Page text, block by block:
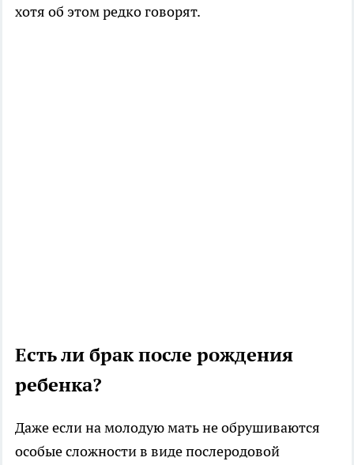
хотя об этом редко говорят.
Есть ли брак после рождения
ребенка?
Даже если на молодую мать не обрушиваются
особые сложности в виде послеродовой